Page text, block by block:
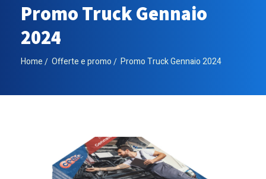
Promo Truck Gennaio
2024
Home Offerte e promo Promo Truck Gennaio 2024